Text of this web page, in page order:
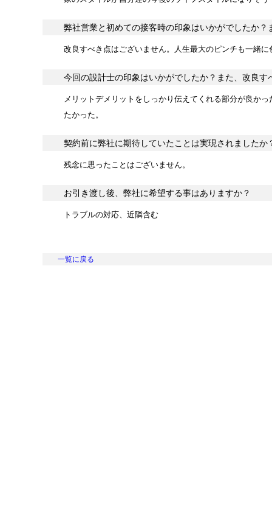
弊社営業と初めての接客時の印象はいかがでしたか
改良すべき点はございません。人生最大のピンチも一緒
今回の設計士の印象はいかがでしたか？また、改良
メリットデメリットをしっかり伝えてくれる部分が良か
たかった。
契約前に弊社に期待していたことは実現されました
残念に思ったことはございません。
お引き渡し後、弊社に希望する事はありますか？
トラブルの対応、近隣含む
一覧に戻る